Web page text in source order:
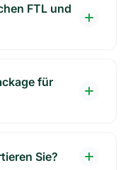
FTL und
für
Sie?